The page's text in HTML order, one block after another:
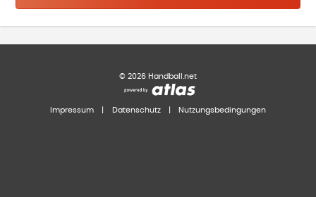
© 2026 Handball.net
Impressum Datenschutz Nutzungsbedingungen